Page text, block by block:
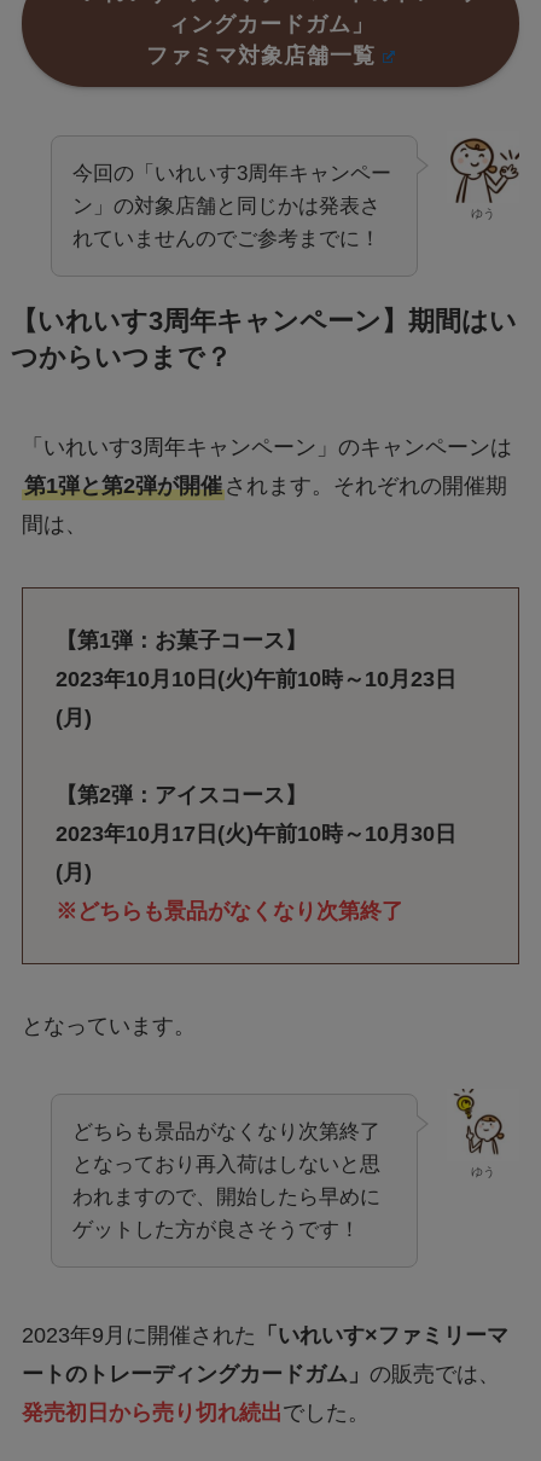
ィングカードガム」
ファミマ対象店舗一覧
ゆう
今回の「いれいす3周年キャンペー
ン」の対象店舗と同じかは発表さ
れていませんのでご参考までに！
【いれいす3周年キャンペーン】期間はい
つからいつまで？
「いれいす3周年キャンペーン」のキャンペーンは
第1弾と第2弾が開催されます。それぞれの開催期
間は、
【第1弾：お菓子コース】
2023年10月10日(火)午前10時～10月23日
(月)
【第2弾：アイスコース】
2023年10月17日(火)午前10時～10月30日
(月)
※どちらも景品がなくなり次第終了
となっています。
ゆう
どちらも景品がなくなり次第終了
となっており再入荷はしないと思
われますので、開始したら早めに
ゲットした方が良さそうです！
2023年9月に開催された 「いれいす×ファミリーマ
ートのトレーディングカードガム」 の販売では、
発売初日から売り切れ続出でした。